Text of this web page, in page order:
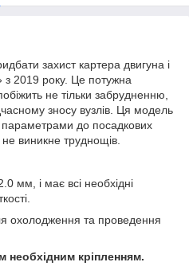
захист картера двигуна і
2019 року. Це потужна
не тільки забрудненню,
зносу вузлів. Ця модель
параметрами до посадкових
виникне труднощів.
мм, і має всі необхідні
охолодження та проведення
необхідним кріпленням.